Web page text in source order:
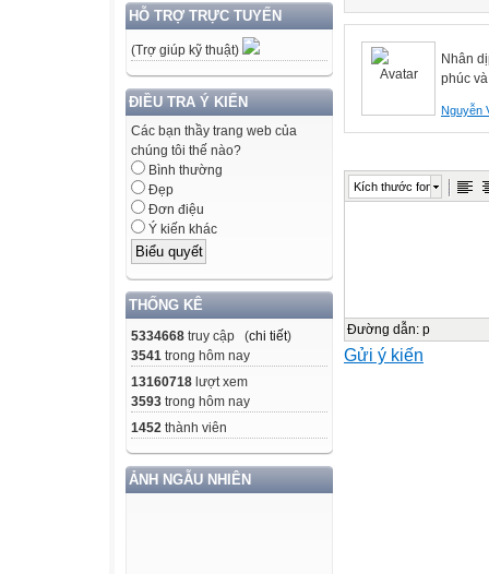
HỖ TRỢ TRỰC TUYẾN
(Trợ giúp kỹ thuật)
ĐIỀU TRA Ý KIẾN
Các bạn thầy trang web của
chúng tôi thế nào?
Bình thường
Đẹp
Đơn điệu
Ý kiến khác
THỐNG KÊ
5334668 truy cập (chi tiết)
3541 trong hôm nay
13160718 lượt xem
3593 trong hôm nay
1452 thành viên
ẢNH NGẪU NHIÊN
nhiệm vụ trọng
thường xuyên
Thực hiện
Bộ GDĐT về
Thực hiện
I. Tiến hành
- Các trường có
Nhân
phúc
Nguyễn
Kích thước font
Đường dẫn: p
Gửi ý kiến